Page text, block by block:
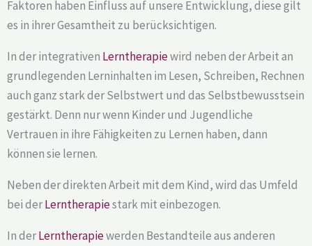
Faktoren haben Einfluss auf unsere Entwicklung, diese gilt
es in ihrer Gesamtheit zu berücksichtigen.
In der integrativen Lerntherapiewird neben der Arbeit an
grundlegenden Lerninhalten im Lesen, Schreiben, Rechnen
auch ganz stark der Selbstwert und das Selbstbewusstsein
gestärkt. Denn nur wenn Kinder und Jugendliche
Vertrauen in ihre Fähigkeiten zu Lernen haben, dann
können sie lernen.
Neben der direkten Arbeit mit dem Kind, wird das Umfeld
bei derLerntherapiestark mit einbezogen.
In derLerntherapiewerden Bestandteile aus anderen